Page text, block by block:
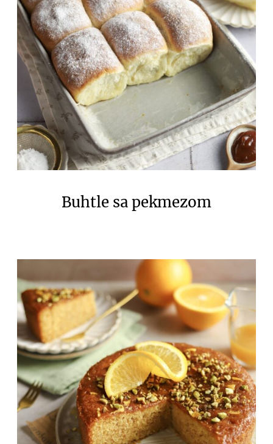
Buhtle sa pekmezom